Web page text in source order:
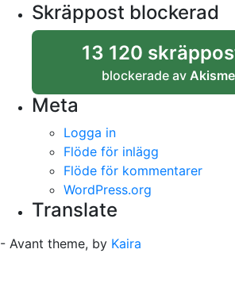
Skräppost blockerad
13 120
blockerade av
Meta
Logga in
Flöde för inlägg
Flöde för kommentarer
WordPress.org
Translate
- Avant theme, by Kaira